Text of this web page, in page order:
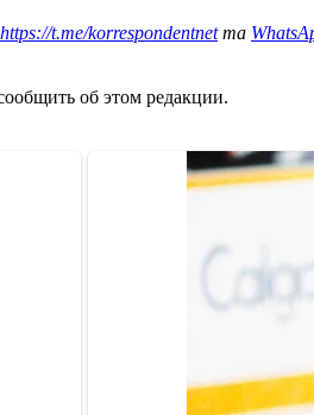
https://t.me/korrespondentnetта
об этом редакции.